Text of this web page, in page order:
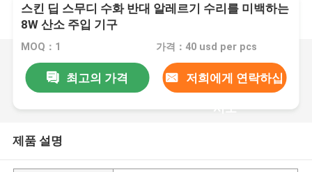
스킨 딥 스무디 수화 반대 알레르기 수리를 미백하는
8W 산소 주입 기구
MOQ：1 가격：40 usd per pcs
최고의 가격 저희에게 연락하십
시오
제품 설명